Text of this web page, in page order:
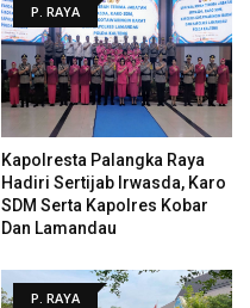
P. RAYA
Kapolresta Palangka Raya
Hadiri Sertijab Irwasda, Karo
SDM Serta Kapolres Kobar
Dan Lamandau
P. RAYA